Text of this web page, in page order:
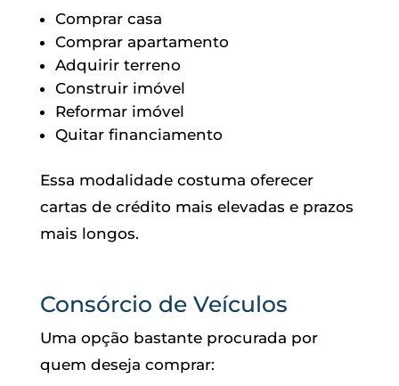
Comprar casa
Comprar apartamento
Adquirir terreno
Construir imóvel
Reformar imóvel
Quitar financiamento
Essa modalidade costuma oferecer
cartas de crédito mais elevadas e prazos
mais longos.
Consórcio de Veículos
Uma opção bastante procurada por
quem deseja comprar: